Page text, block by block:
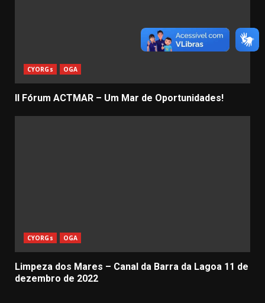
CYORGs OGA
II Fórum ACTMAR – Um Mar de Oportunidades!
CYORGs OGA
Limpeza dos Mares – Canal da Barra da Lagoa 11 de
dezembro de 2022